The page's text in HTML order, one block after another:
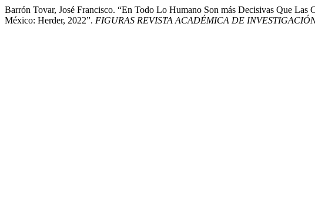
Barrón Tovar, José Francisco. “En Todo Lo Humano Son más Decisivas Que
México: Herder, 2022”. FIGURAS REVISTA ACADÉMICA DE